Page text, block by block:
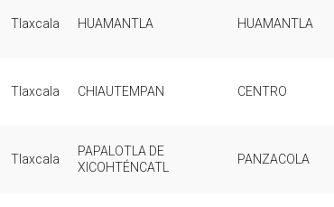
Tlaxcala HUAMANTLA HUAMANTLA
Tlaxcala CHIAUTEMPAN CENTRO
Tlaxcala
PAPALOTLA DE
XICOHTÉNCATL
PANZACOLA